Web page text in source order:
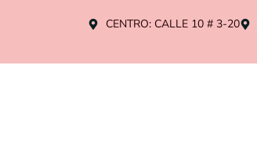
CENTRO: CALLE 10 # 3-20